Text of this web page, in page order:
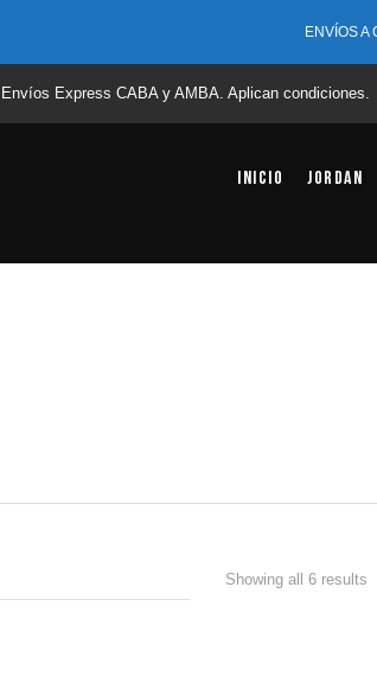
ENVÍOS A
Express CABA y AMBA. Aplican condiciones.
Inicio Jordan
Showing all 6 results